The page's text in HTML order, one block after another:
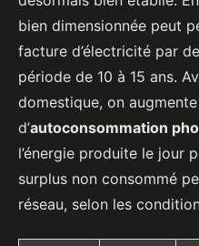
bien dimensionnée peut
facture d’électricité par
période de 10 à 15 ans.
domestique, on
d’autoconsommation
l’énergie produite le jour
surplus non consommé
réseau, selon les